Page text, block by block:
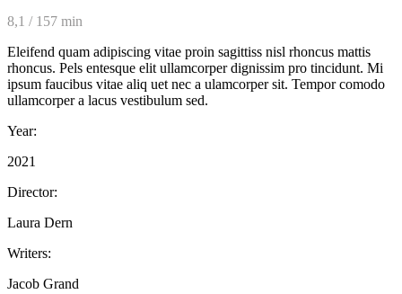
8,1 / 157 min
Eleifend quam adipiscing vitae proin sagittiss nisl rhoncus mattis
rhoncus. Pels entesque elit ullamcorper dignissim pro tincidunt. Mi
ipsum faucibus vitae aliq uet nec a ulamcorper sit. Tempor comodo
ullamcorper a lacus vestibulum sed.
Year:
2021
Director:
Laura Dern
Writers:
Jacob Grand